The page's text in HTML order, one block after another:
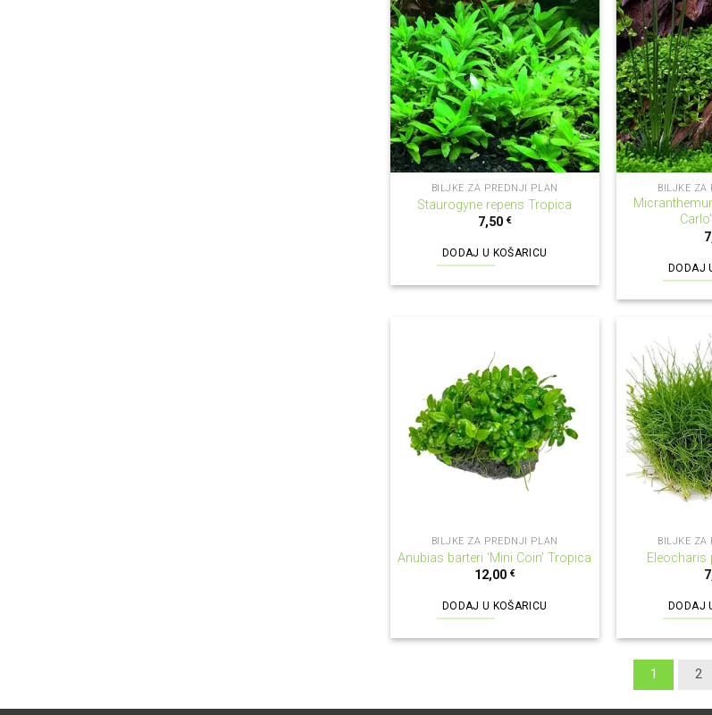
BILJKE ZA PREDNJI PLAN
Staurogyne repens Tropica
7,50 €
DODAJ U KOŠARICU
BILJKE ZA
DODAJ
BILJKE ZA PREDNJI PLAN
Anubias barteri ‘Mini Coin’ Tropica
12,00 €
DODAJ U KOŠARICU
BILJKE ZA
Eleocharis
DODAJ
1 2